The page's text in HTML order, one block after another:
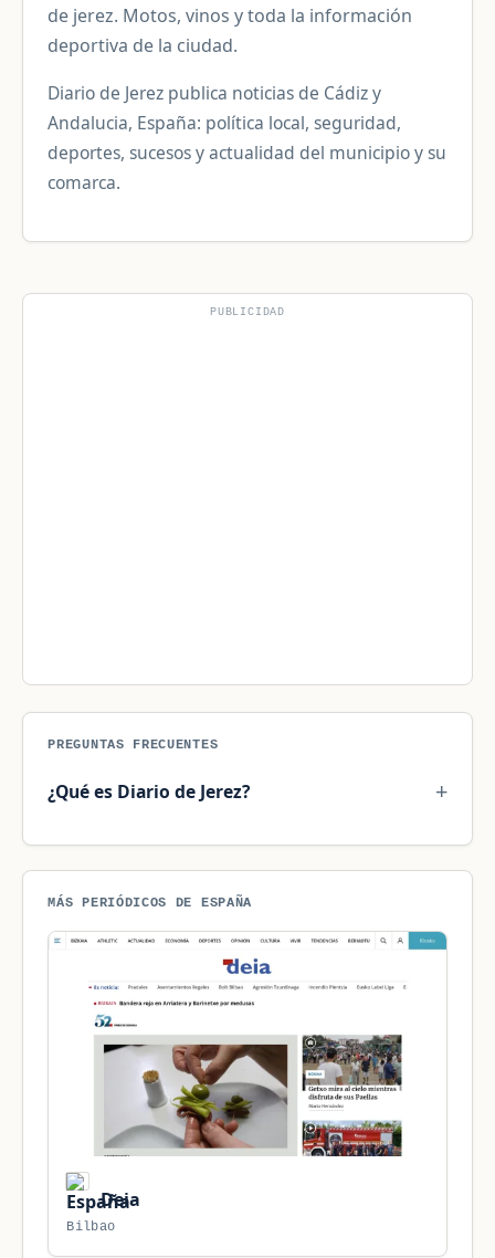
de jerez. Motos, vinos y toda la información
deportiva de la ciudad.
Diario de Jerez publica noticias de Cádiz y
Andalucia, España: política local, seguridad,
deportes, sucesos y actualidad del municipio y su
comarca.
PUBLICIDAD
PREGUNTAS FRECUENTES
¿Qué es Diario de Jerez?
MÁS PERIÓDICOS DE ESPAÑA
Deia
Bilbao